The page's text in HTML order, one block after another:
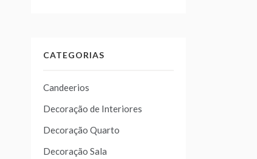
CATEGORIAS
Candeerios
Decoração de Interiores
Decoração Quarto
Decoração Sala